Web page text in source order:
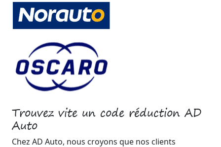
Trouvez vite un code réduction AD
Auto
Chez AD Auto, nous croyons que nos clients